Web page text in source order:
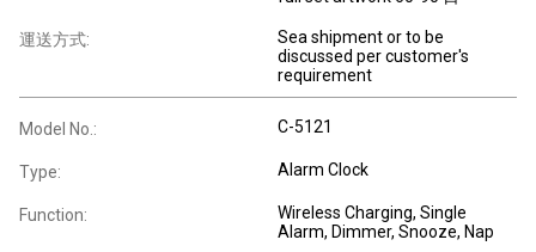
運送方式:
Sea shipment or to be
discussed per customer's
requirement
Model No.: C-5121
Type: Alarm Clock
Function:
Wireless Charging, Single
Alarm, Dimmer, Snooze, Nap